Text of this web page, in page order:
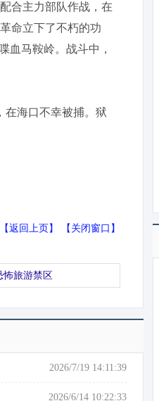
合主力部队作战，在
命立下了不朽的功
血马鞍岭。战斗中，
在海口不幸被捕。狱
返回上页 】 【 关闭窗口 】
怖旅游禁区
2026/7/19 14:11:39
2026/6/14 10:22:33